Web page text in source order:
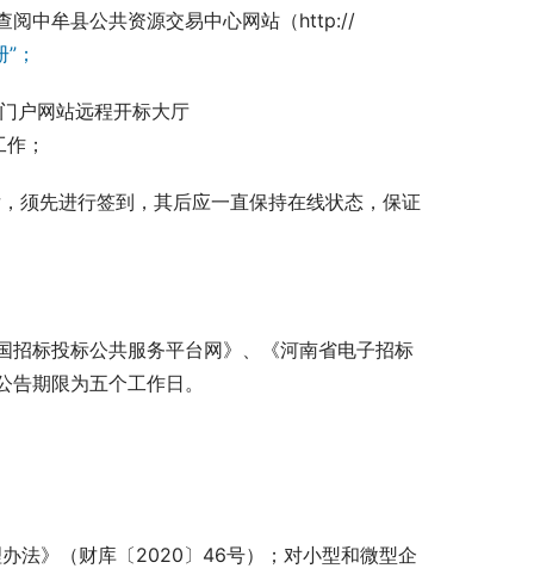
；
户网站远程开标大厅
；
须先进行签到，其后应一直保持在线状态，保证
标投标公共服务平台网》、《河南省电子招标
期限为五个工作日。
法》（财库〔2020〕46号）；对小型和微型企